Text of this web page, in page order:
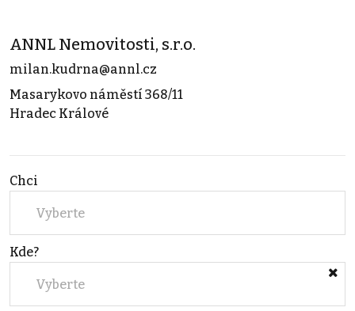
ANNL Nemovitosti, s.r.o.
milan.kudrna@annl.cz
Masarykovo náměstí 368/11
Hradec Králové
Chci
Vyberte
Kde?
Vyberte